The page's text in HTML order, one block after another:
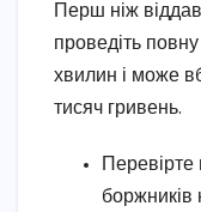
Перш ніж
проведіть
хвилин і може
тисяч гривень.
боржників